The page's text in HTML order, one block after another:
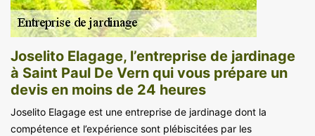
Joselito Elagage, l’entreprise de jardinage
à Saint Paul De Vern qui vous prépare un
devis en moins de 24 heures
Joselito Elagage est une entreprise de jardinage dont la
compétence et l’expérience sont plébiscitées par les